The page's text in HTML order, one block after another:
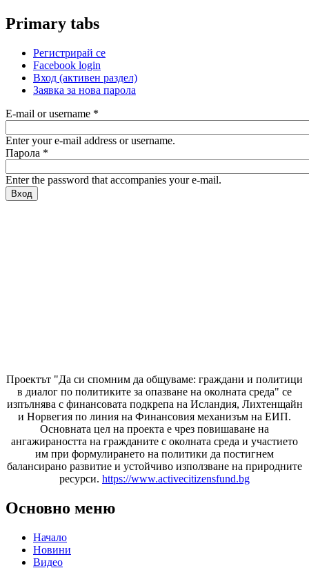
Primary tabs
Регистрирай се
Facebook login
Вход (активен раздел)
Заявка за нова парола
E-mail or username *
Enter your e-mail address or username.
Парола *
Enter the password that accompanies your e-mail.
Проектът "Да си спомним да общуваме: граждани и политици
в диалог по политиките за опазване на околната среда" се
изпълнява с финансовата подкрепа на Исландия, Лихтенщайн
и Норвегия по линия на Финансовия механизъм на ЕИП.
Основната цел на проекта е чрез повишаване на
ангажираността на гражданите с околната среда и участието
им при формулирането на политики да постигнем
балансирано развитие и устойчиво използване на природните
ресурси. https://www.activecitizensfund.bg
Основно меню
Начало
Новини
Видео